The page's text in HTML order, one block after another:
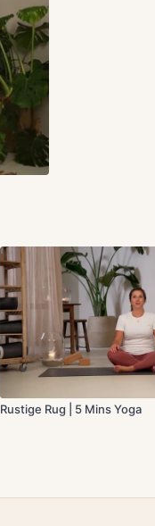
Rustige Rug | 5 Mins Yoga